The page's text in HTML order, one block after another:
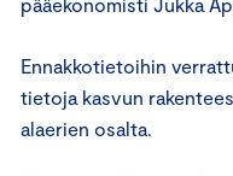
Ennakkotietoihin
tietoja kasvun
alaerien osalta.